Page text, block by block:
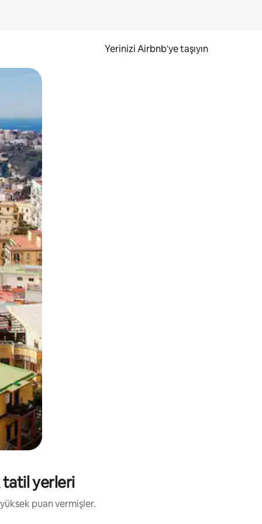
Yerinizi Airbnb'ye taşıyın
tatil yerleri
puan vermişler.